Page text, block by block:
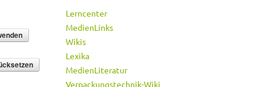
Lerncenter
MedienLinks
Wikis
Lexika
MedienLiteratur
Verpackungstechnik-Wiki